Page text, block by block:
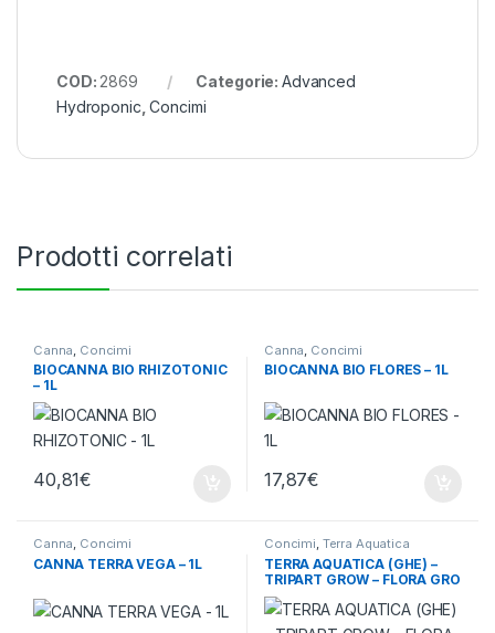
COD: 2869 Categorie: Advanced
Hydroponic ,Concimi
Prodotti correlati
Canna Concimi
BIOCANNA BIO RHIZOTONIC
– 1L
40,81€
Canna Concimi
BIOCANNA BIO FLORES – 1L
17,87€
Canna, Concimi
CANNA TERRA VEGA – 1L
Concimi, Terra Aquatica
TERRA AQUATICA (GHE) –
TRIPART GROW – FLORA GRO
– 1L